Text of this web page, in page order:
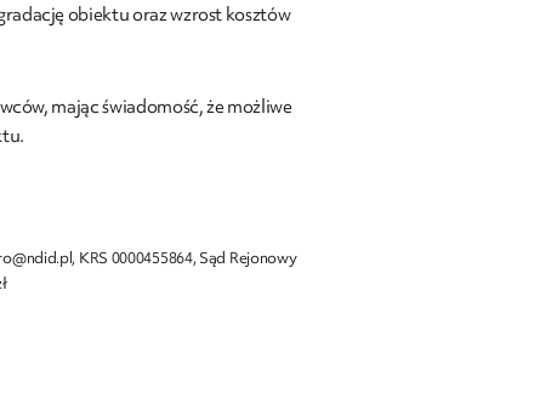
obiektu oraz wzrost kosztów
mając świadomość, że możliwe
KRS 0000455864, Sąd Rejonowy